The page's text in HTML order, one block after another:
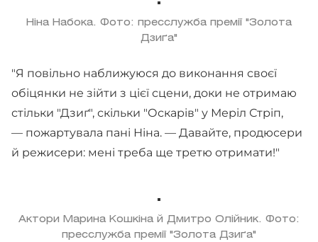
Ніна Набока. Фото: пресслужба премії "Золота
Дзиґа"
"Я повільно наближуюся до виконання своєї
обіцянки не зійти з цієї сцени, доки не отримаю
стільки "Дзиґ", скільки "Оскарів" у Меріл Стріп,
— пожартувала пані Ніна. — Давайте, продюсери
й режисери: мені треба ще третю отримати!"
Актори Марина Кошкіна й Дмитро Олійник. Фото:
пресслужба премії "Золота Дзиґа"